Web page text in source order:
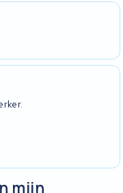
mijn